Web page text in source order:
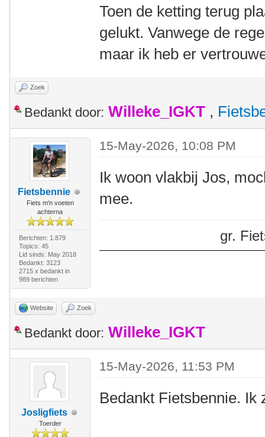
Toen de ketting terug
gelukt. Vanwege de
maar ik heb er
Zoek
Bedankt door: Willeke_IGKT ,
Fietsbennie
Fiets m'n voeten
achterna
Berichten: 1.879
Topics: 45
Lid sinds: May 2018
Bedankt: 3123
2715 x bedankt in
989 berichten
15-May-2026, 10:08 PM
Ik woon vlakbij Jos,
mee.
gr.
Website Zoek
Bedankt door: Willeke_IGKT
Josligfiets
Toerder
15-May-2026, 11:53 PM
Bedankt Fietsbennie. Ik